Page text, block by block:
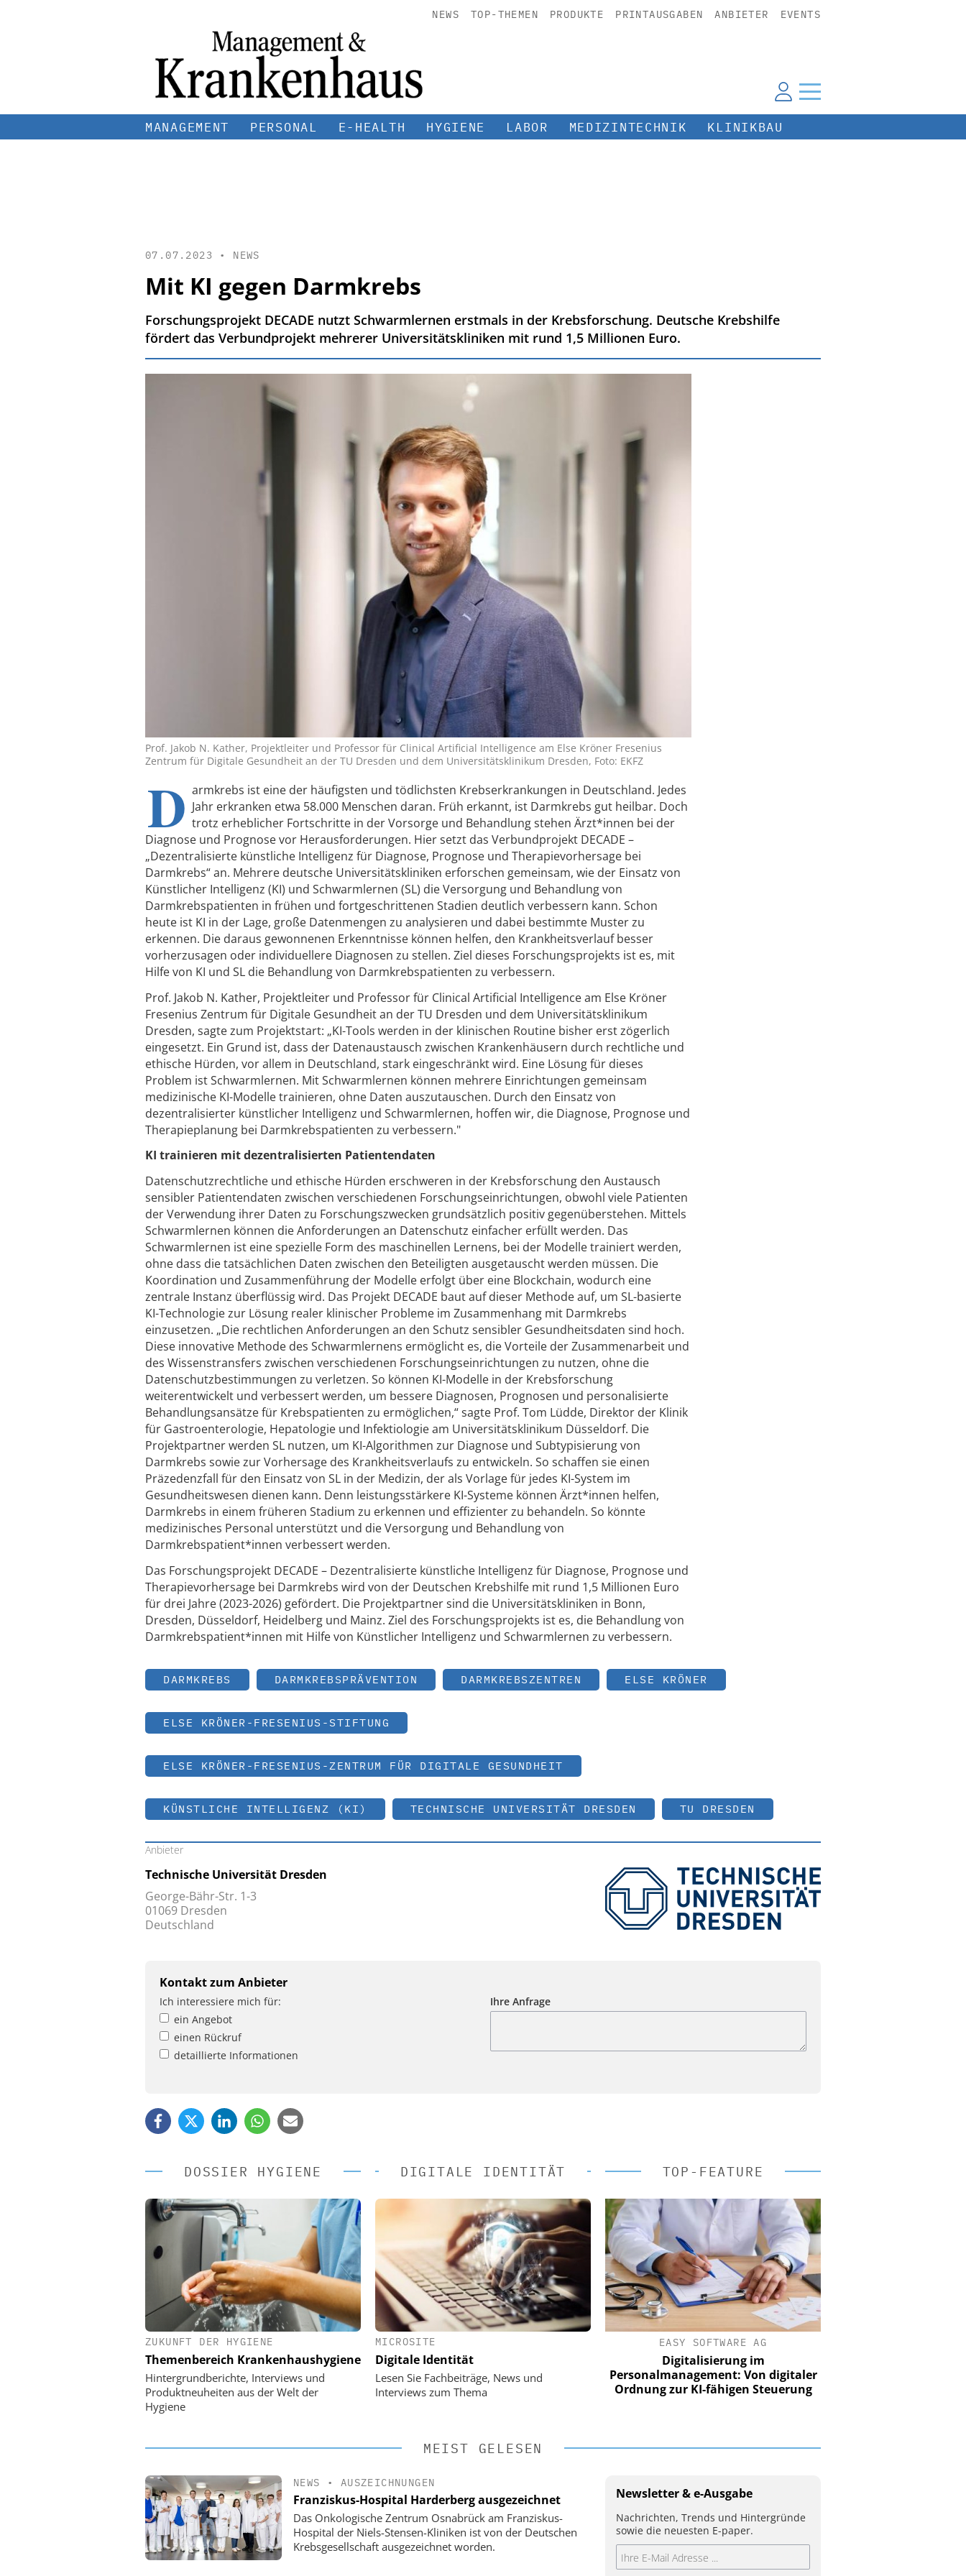
NEWS TOP-THEMEN PRODUKTE PRINTAUSGABEN ANBIETER EVENTS
MANAGEMENT PERSONAL E-HEALTH HYGIENE LABOR MEDIZINTECHNIK KLINIKBAU
07.07.2023 • NEWS
Mit KI gegen Darmkrebs
Forschungsprojekt DECADE nutzt Schwarmlernen erstmals in der Krebsforschung. Deutsche Krebshilfe
fördert das Verbundprojekt mehrerer Universitätskliniken mit rund 1,5 Millionen Euro.
Prof. Jakob N. Kather, Projektleiter und Professor für Clinical Artificial Intelligence am Else Kröner Fresenius
Zentrum für Digitale Gesundheit an der TU Dresden und dem Universitätsklinikum Dresden, Foto: EKFZ
D armkrebs ist eine der häufigsten und tödlichsten Krebserkrankungen in Deutschland. Jedes
Jahr erkranken etwa 58.000 Menschen daran. Früh erkannt, ist Darmkrebs gut heilbar. Doch
trotz erheblicher Fortschritte in der Vorsorge und Behandlung stehen Ärzt*innen bei der
Diagnose und Prognose vor Herausforderungen. Hier setzt das Verbundprojekt DECADE –
„Dezentralisierte künstliche Intelligenz für Diagnose, Prognose und Therapievorhersage bei
Darmkrebs“ an. Mehrere deutsche Universitätskliniken erforschen gemeinsam, wie der Einsatz von
Künstlicher Intelligenz (KI) und Schwarmlernen (SL) die Versorgung und Behandlung von
Darmkrebspatienten in frühen und fortgeschrittenen Stadien deutlich verbessern kann. Schon
heute ist KI in der Lage, große Datenmengen zu analysieren und dabei bestimmte Muster zu
erkennen. Die daraus gewonnenen Erkenntnisse können helfen, den Krankheitsverlauf besser
vorherzusagen oder individuellere Diagnosen zu stellen. Ziel dieses Forschungsprojekts ist es, mit
Hilfe von KI und SL die Behandlung von Darmkrebspatienten zu verbessern.
Prof. Jakob N. Kather, Projektleiter und Professor für Clinical Artificial Intelligence am Else Kröner
Fresenius Zentrum für Digitale Gesundheit an der TU Dresden und dem Universitätsklinikum
Dresden, sagte zum Projektstart: „KI-Tools werden in der klinischen Routine bisher erst zögerlich
eingesetzt. Ein Grund ist, dass der Datenaustausch zwischen Krankenhäusern durch rechtliche und
ethische Hürden, vor allem in Deutschland, stark eingeschränkt wird. Eine Lösung für dieses
Problem ist Schwarmlernen. Mit Schwarmlernen können mehrere Einrichtungen gemeinsam
medizinische KI-Modelle trainieren, ohne Daten auszutauschen. Durch den Einsatz von
dezentralisierter künstlicher Intelligenz und Schwarmlernen, hoffen wir, die Diagnose, Prognose und
Therapieplanung bei Darmkrebspatienten zu verbessern."
KI trainieren mit dezentralisierten Patientendaten
Datenschutzrechtliche und ethische Hürden erschweren in der Krebsforschung den Austausch
sensibler Patientendaten zwischen verschiedenen Forschungseinrichtungen, obwohl viele Patienten
der Verwendung ihrer Daten zu Forschungszwecken grundsätzlich positiv gegenüberstehen. Mittels
Schwarmlernen können die Anforderungen an Datenschutz einfacher erfüllt werden. Das
Schwarmlernen ist eine spezielle Form des maschinellen Lernens, bei der Modelle trainiert werden,
ohne dass die tatsächlichen Daten zwischen den Beteiligten ausgetauscht werden müssen. Die
Koordination und Zusammenführung der Modelle erfolgt über eine Blockchain, wodurch eine
zentrale Instanz überflüssig wird. Das Projekt DECADE baut auf dieser Methode auf, um SL-basierte
KI-Technologie zur Lösung realer klinischer Probleme im Zusammenhang mit Darmkrebs
einzusetzen. „Die rechtlichen Anforderungen an den Schutz sensibler Gesundheitsdaten sind hoch.
Diese innovative Methode des Schwarmlernens ermöglicht es, die Vorteile der Zusammenarbeit und
des Wissenstransfers zwischen verschiedenen Forschungseinrichtungen zu nutzen, ohne die
Datenschutzbestimmungen zu verletzen. So können KI-Modelle in der Krebsforschung
weiterentwickelt und verbessert werden, um bessere Diagnosen, Prognosen und personalisierte
Behandlungsansätze für Krebspatienten zu ermöglichen,“ sagte Prof. Tom Lüdde, Direktor der Klinik
für Gastroenterologie, Hepatologie und Infektiologie am Universitätsklinikum Düsseldorf. Die
Projektpartner werden SL nutzen, um KI-Algorithmen zur Diagnose und Subtypisierung von
Darmkrebs sowie zur Vorhersage des Krankheitsverlaufs zu entwickeln. So schaffen sie einen
Präzedenzfall für den Einsatz von SL in der Medizin, der als Vorlage für jedes KI-System im
Gesundheitswesen dienen kann. Denn leistungsstärkere KI-Systeme können Ärzt*innen helfen,
Darmkrebs in einem früheren Stadium zu erkennen und effizienter zu behandeln. So könnte
medizinisches Personal unterstützt und die Versorgung und Behandlung von
Darmkrebspatient*innen verbessert werden.
Das Forschungsprojekt DECADE – Dezentralisierte künstliche Intelligenz für Diagnose, Prognose und
Therapievorhersage bei Darmkrebs wird von der Deutschen Krebshilfe mit rund 1,5 Millionen Euro
für drei Jahre (2023-2026) gefördert. Die Projektpartner sind die Universitätskliniken in Bonn,
Dresden, Düsseldorf, Heidelberg und Mainz. Ziel des Forschungsprojekts ist es, die Behandlung von
Darmkrebspatient*innen mit Hilfe von Künstlicher Intelligenz und Schwarmlernen zu verbessern.
DARMKREBS DARMKREBSPRÄVENTION DARMKREBSZENTREN ELSE KRÖNER
ELSE KRÖNER-FRESENIUS-STIFTUNG
ELSE KRÖNER-FRESENIUS-ZENTRUM FÜR DIGITALE GESUNDHEIT
KÜNSTLICHE INTELLIGENZ (KI) TECHNISCHE UNIVERSITÄT DRESDEN TU DRESDEN
Anbieter
Technische Universität Dresden
George-Bähr-Str. 1-3
01069 Dresden
Deutschland
Kontakt zum Anbieter
Ich interessiere mich für:
ein Angebot
einen Rückruf
detaillierte Informationen
Ihre Anfrage
DOSSIER HYGIENE
ZUKUNFT DER HYGIENE
Themenbereich Krankenhaushygiene
Hintergrundberichte, Interviews und
Produktneuheiten aus der Welt der
Hygiene
DIGITALE IDENTITÄT
MICROSITE
Digitale Identität
Lesen Sie Fachbeiträge, News und
Interviews zum Thema
TOP-FEATURE
EASY SOFTWARE AG
Digitalisierung im
Personalmanagement: Von digitaler
Ordnung zur KI-fähigen Steuerung
Digitalisierung im
Personalmanagement: Von digitaler
Ordnung zur KI-fähigen Steuerung
EASY SOFTWARE AG
Digitalisierung im
Personalmanagement: Von digitaler
Ordnung zur KI-fähigen Steuerung
MEIST GELESEN
NEWS • AUSZEICHNUNGEN
Franziskus-Hospital Harderberg ausgezeichnet
Das Onkologische Zentrum Osnabrück am Franziskus-
Hospital der Niels-Stensen-Kliniken ist von der Deutschen
Krebsgesellschaft ausgezeichnet worden.
Newsletter & e-Ausgabe
Nachrichten, Trends und Hintergründe
sowie die neuesten E-paper.